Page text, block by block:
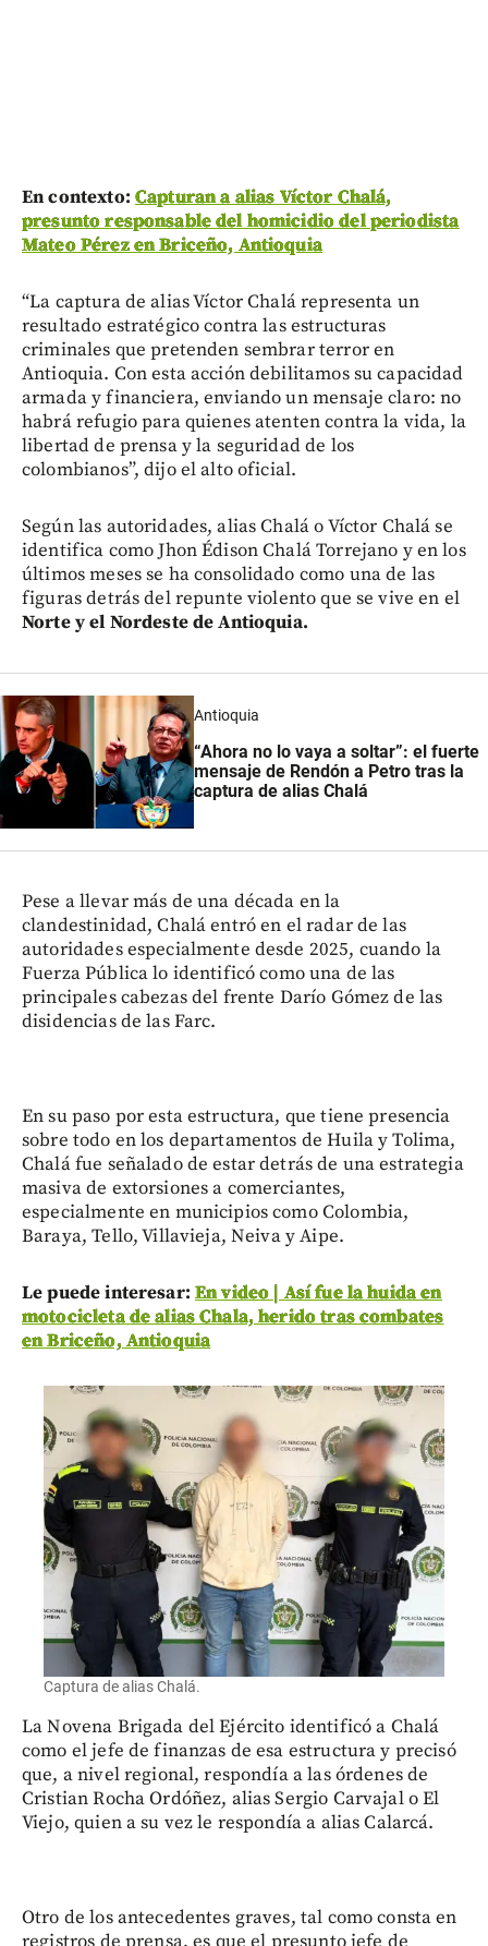
En contexto: Capturan a alias Víctor Chalá,
presunto responsable del homicidio del periodista
Mateo Pérez en Briceño, Antioquia
“La captura de alias Víctor Chalá representa un
resultado estratégico contra las estructuras
criminales que pretenden sembrar terror en
Antioquia. Con esta acción debilitamos su capacidad
armada y financiera, enviando un mensaje claro: no
habrá refugio para quienes atenten contra la vida, la
libertad de prensa y la seguridad de los
colombianos”, dijo el alto oficial.
Según las autoridades, alias Chalá o Víctor Chalá se
identifica como Jhon Édison Chalá Torrejano y en los
últimos meses se ha consolidado como una de las
figuras detrás del repunte violento que se vive en el
Norte y el Nordeste de Antioquia.
Antioquia
“Ahora no lo vaya a soltar”: el fuerte
mensaje de Rendón a Petro tras la
captura de alias Chalá
Pese a llevar más de una década en la
clandestinidad, Chalá entró en el radar de las
autoridades especialmente desde 2025, cuando la
Fuerza Pública lo identificó como una de las
principales cabezas del frente Darío Gómez de las
disidencias de las Farc.
En su paso por esta estructura, que tiene presencia
sobre todo en los departamentos de Huila y Tolima,
Chalá fue señalado de estar detrás de una estrategia
masiva de extorsiones a comerciantes,
especialmente en municipios como Colombia,
Baraya, Tello, Villavieja, Neiva y Aipe.
Le puede interesar: En video | Así fue la huida en
motocicleta de alias Chala, herido tras combates
en Briceño, Antioquia
Captura de alias Chalá.
La Novena Brigada del Ejército identificó a Chalá
como el jefe de finanzas de esa estructura y precisó
que, a nivel regional, respondía a las órdenes de
Cristian Rocha Ordóñez, alias Sergio Carvajal o El
Viejo, quien a su vez le respondía a alias Calarcá.
Otro de los antecedentes graves, tal como consta en